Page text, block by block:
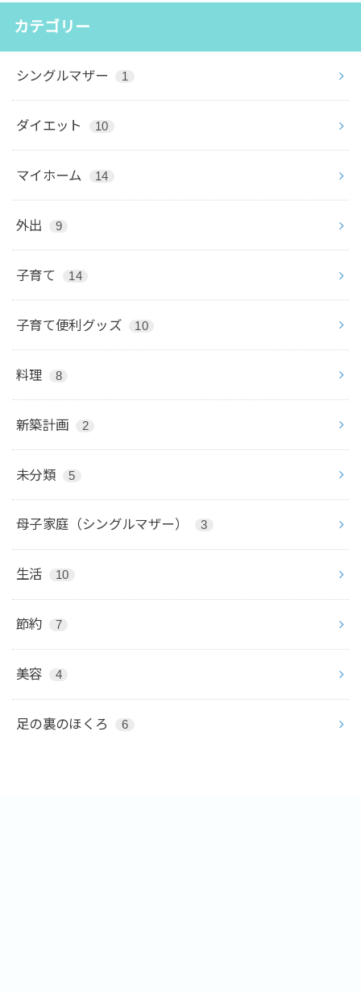
カテゴリー
シングルマザー 1
ダイエット 10
マイホーム 14
外出 9
子育て 14
子育て便利グッズ 10
料理 8
新築計画 2
未分類 5
母子家庭（シングルマザー） 3
生活 10
節約 7
美容 4
足の裏のほくろ 6